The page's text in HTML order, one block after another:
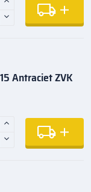
Antraciet ZVK